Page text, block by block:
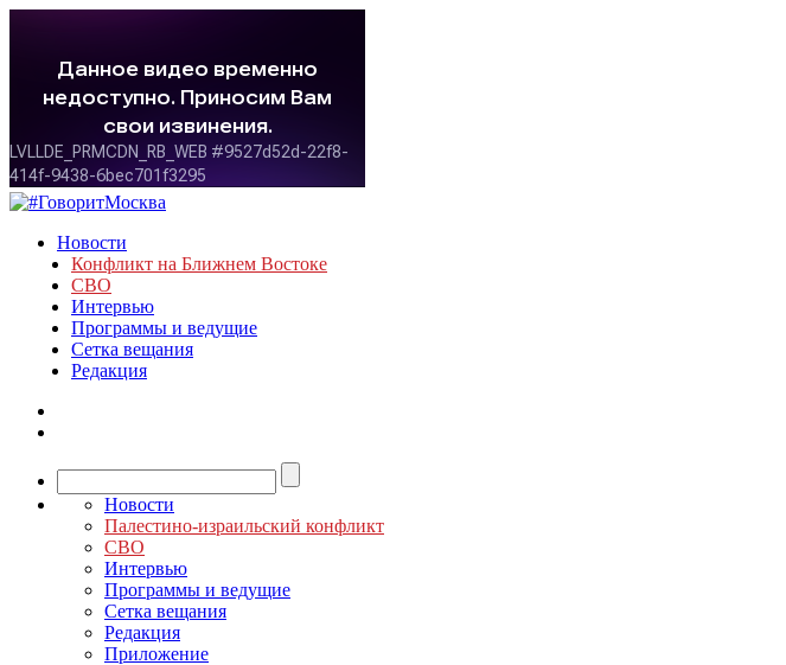
Новости
Конфликт на Ближнем Востоке
СВО
Интервью
Программы и ведущие
Сетка вещания
Редакция
Новости
Палестино-израильский конфликт
СВО
Интервью
Программы и ведущие
Сетка вещания
Редакция
Приложение